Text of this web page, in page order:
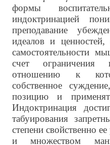
формы
индоктринацией
преподавание
идеалов и
самостоятельности
счет ограничения
отношению к
собственное
позицию и
Индоктринация
табуирования
степени свойственно
и множеством